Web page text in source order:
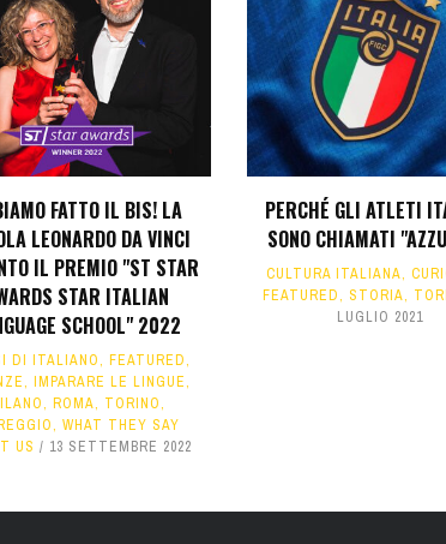
FATTO IL BIS! LA
LEONARDO DA VINCI
IL PREMIO "ST STAR
STAR ITALIAN
SCHOOL" 2022
DI ITALIANO, FEATURED,
, IMPARARE LE LINGUE,
, ROMA, TORINO,
,WHAT THEY SAY
US
13 SETTEMBRE 2022
PERCHÉ GLI ATLETI
SONO CHIAMATI
CULTURA ITALIANA,
FEATURED, STORIA,
LUGLIO 2021